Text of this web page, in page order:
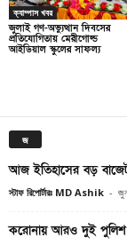
ক্যাম্পাস খবর
জুলাই গণ-অভ্যুত্থান দিবসের
প্রতিযোগিতায় মেরীগোল্ড
আইডিয়াল স্কুলের সাফল্য
জ
আজ ইতিহাসের বড়
স্টাফ রিপোর্টারঃ MD Ashik -
করোনায় আরও দুই